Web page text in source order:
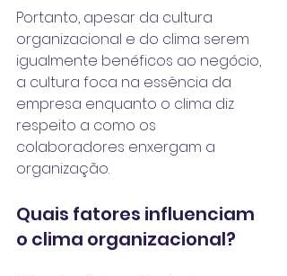
Portanto, apesar da cultura
organizacional e do clima serem
igualmente benéficos ao negócio,
a cultura foca na essência da
empresa enquanto o clima diz
respeito a como os
colaboradores enxergam a
organização.
Quais fatores influenciam
o clima organizacional?